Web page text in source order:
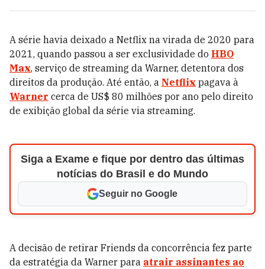
A série havia deixado a Netflix na virada de 2020 para
2021, quando passou a ser exclusividade do HBO
Max, serviço de streaming da Warner, detentora dos
direitos da produção. Até então, a Netflix pagava à
Warner cerca de US$ 80 milhões por ano pelo direito
de exibição global da série via streaming.
Siga a Exame e fique por dentro das últimas
notícias do Brasil e do Mundo
Seguir no Google
A decisão de retirar Friends da concorrência fez parte
da estratégia da Warner para atrair assinantes ao